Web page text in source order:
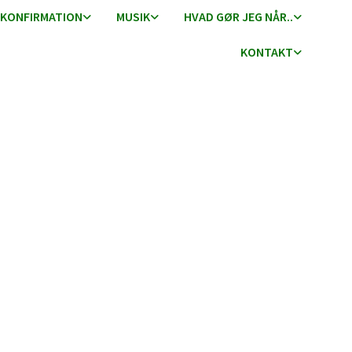
KONFIRMATION MUSIK HVAD GØR JEG NÅR..
KONTAKT